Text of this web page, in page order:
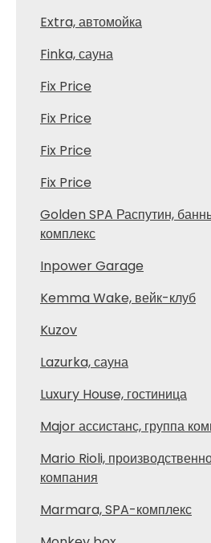
Extra, автомойка
Finka, сауна
Fix Price
Fix Price
Fix Price
Fix Price
Golden SPA Распутин,
комплекс
Inpower Garage
Kemma Wake, вейк-клуб
Kuzov
Lazurka, сауна
Luxury House, гостиница
Major ассистанс, группа
Mario Rioli,
компания
Marmara, SPA-комплекс